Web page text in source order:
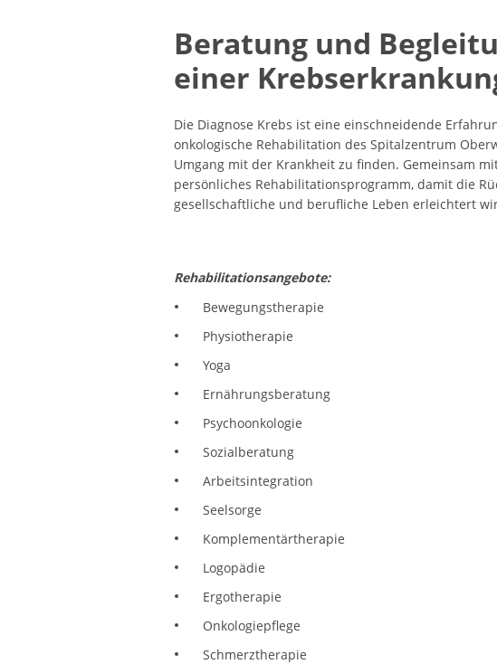
Beratung und
einer
Die Diagnose Krebs ist eine einschneidende
onkologische Rehabilitation des Spitalzentrum
Umgang mit der Krankheit zu finden. Gemeinsam
persönliches Rehabilitationsprogramm, damit die
gesellschaftliche und berufliche Leben erleichtert
Rehabilitationsangebote:
Bewegungstherapie
Physiotherapie
Yoga
Ernährungsberatung
Psychoonkologie
Sozialberatung
Arbeitsintegration
Seelsorge
Komplementärtherapie
Logopädie
Ergotherapie
Onkologiepflege
Schmerztherapie